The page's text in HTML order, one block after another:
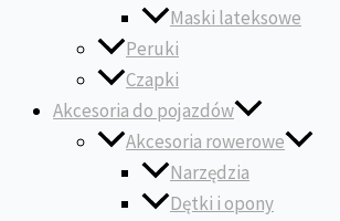
Maski lateksowe
Peruki
Czapki
Akcesoria do pojazdów
Akcesoria rowerowe
Narzędzia
Dętki i opony